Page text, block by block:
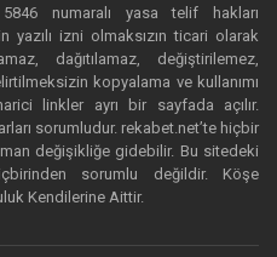
numaralı yasa telif hakları
yazılı izni olmaksızın ticari olarak
dağıtılamaz, değiştirilemez,
kopyalama ve kullanımı
linkler ayrı bir sayfada açılır.
sorumludur. rekabet.net’te hiçbir
değişikliğe gidebilir. Bu sitedeki
sorumlu değildir. Köşe
Kendilerine Aittir.